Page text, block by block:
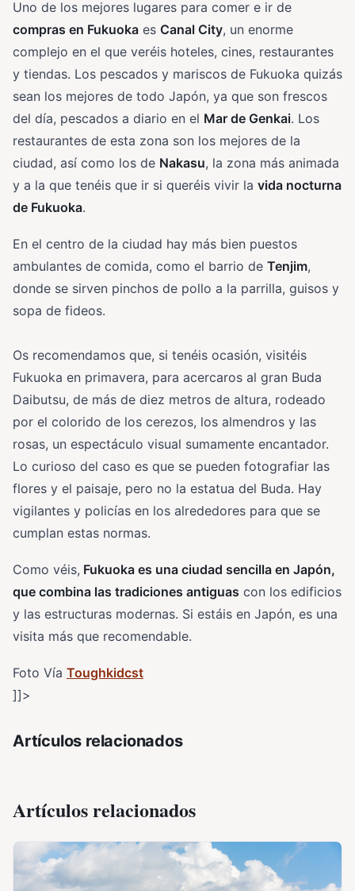
Uno de los mejores lugares para comer e ir de
compras en Fukuoka es Canal City, un enorme
complejo en el que veréis hoteles, cines, restaurantes
y tiendas. Los pescados y mariscos de Fukuoka quizás
sean los mejores de todo Japón, ya que son frescos
del día, pescados a diario en el Mar de Genkai. Los
restaurantes de esta zona son los mejores de la
ciudad, así como los de Nakasu, la zona más animada
y a la que tenéis que ir si queréis vivir la vida nocturna
de Fukuoka.
En el centro de la ciudad hay más bien puestos
ambulantes de comida, como el barrio de Tenjim,
donde se sirven pinchos de pollo a la parrilla, guisos y
sopa de fideos.
Os recomendamos que, si tenéis ocasión, visitéis
Fukuoka en primavera, para acercaros al gran Buda
Daibutsu, de más de diez metros de altura, rodeado
por el colorido de los cerezos, los almendros y las
rosas, un espectáculo visual sumamente encantador.
Lo curioso del caso es que se pueden fotografiar las
flores y el paisaje, pero no la estatua del Buda. Hay
vigilantes y policías en los alrededores para que se
cumplan estas normas.
Como véis, Fukuoka es una ciudad sencilla en Japón,
que combina las tradiciones antiguas con los edificios
y las estructuras modernas. Si estáis en Japón, es una
visita más que recomendable.
Foto Vía Toughkidcst
]]>
Artículos relacionados
Artículos relacionados